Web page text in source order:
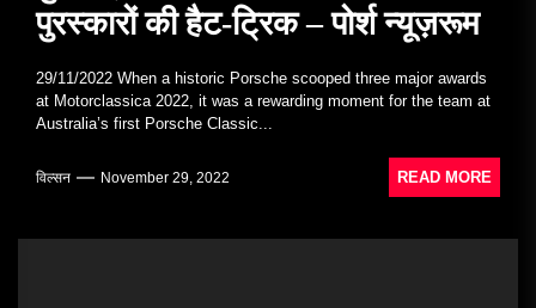
पुरस्कारों की हैट-ट्रिक – पोर्श न्यूज़रूम
29/11/2022 When a historic Porsche scooped three major awards
at Motorclassica 2022, it was a rewarding moment for the team at
Australia’s first Porsche Classic...
विल्सन November 29, 2022 READ MORE